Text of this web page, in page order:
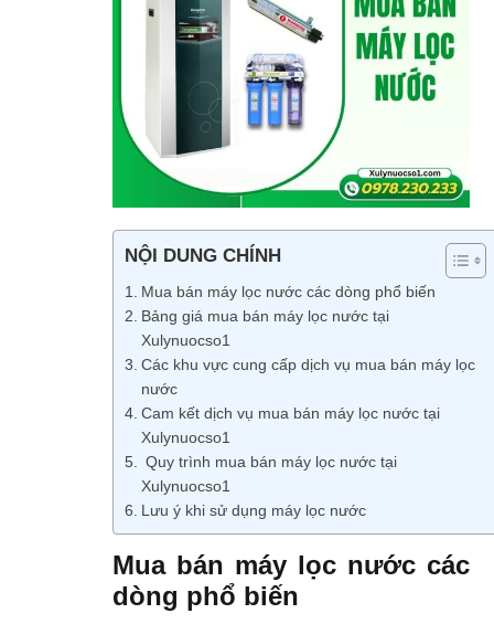
NỘI DUNG CHÍNH
Mua bán máy lọc nước các dòng phổ biến
Bảng giá mua bán máy lọc nước tại
Xulynuocso1
Các khu vực cung cấp dịch vụ mua bán máy lọc
nước
Cam kết dịch vụ mua bán máy lọc nước tại
Xulynuocso1
Quy trình mua bán máy lọc nước tại
Xulynuocso1
Lưu ý khi sử dụng máy lọc nước
Mua bán máy lọc nước các
dòng phổ biến